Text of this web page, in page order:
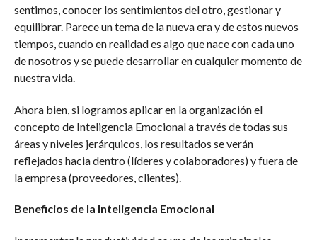
sentimos, conocer los sentimientos del otro, gestionar y
equilibrar. Parece un tema de la nueva era y de estos nuevos
tiempos, cuando en realidad es algo que nace con cada uno
de nosotros y se puede desarrollar en cualquier momento de
nuestra vida.
Ahora bien, si logramos aplicar en la organización el
concepto de Inteligencia Emocional a través de todas sus
áreas y niveles jerárquicos, los resultados se verán
reflejados hacia dentro (líderes y colaboradores) y fuera de
la empresa (proveedores, clientes).
Beneficios de la Inteligencia Emocional